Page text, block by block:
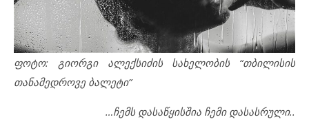
ფოტო: გიორგი ალექსიძის სახელობის “თბილისის
თანამედროვე ბალეტი”
…ჩემს დასაწყისშია ჩემი დასასრული..